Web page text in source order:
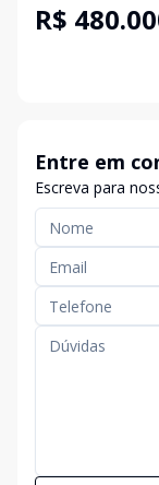
R$
Entre em
Escreva para